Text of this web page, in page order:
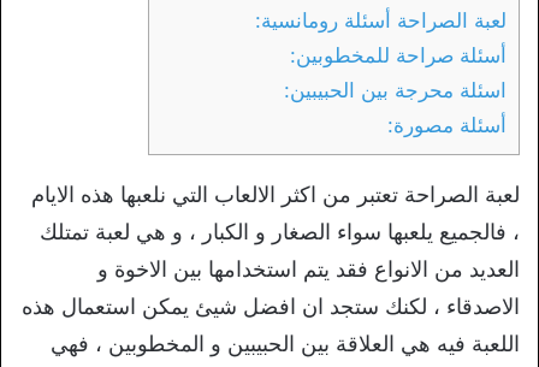
لعبة الصراحة أسئلة رومانسية:
أسئلة صراحة للمخطوبين:
اسئلة محرجة بين الحبيبين:
أسئلة مصورة:
لعبة الصراحة تعتبر من اكثر الالعاب التي نلعبها هذه الايام
، فالجميع يلعبها سواء الصغار و الكبار ، و هي لعبة تمتلك
العديد من الانواع فقد يتم استخدامها بين الاخوة و
الاصدقاء ، لكنك ستجد ان افضل شيئ يمكن استعمال هذه
اللعبة فيه هي العلاقة بين الحبيبين و المخطوبين ، فهي